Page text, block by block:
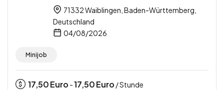
71332 Waiblingen, Baden-Württemberg,
Deutschland
04/08/2026
Minijob
17,50Euro -17,50Euro / Stunde